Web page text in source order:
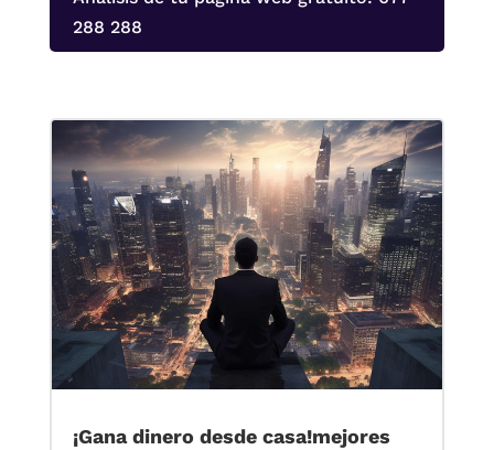
288 288
¡Gana dinero desde casa!mejores